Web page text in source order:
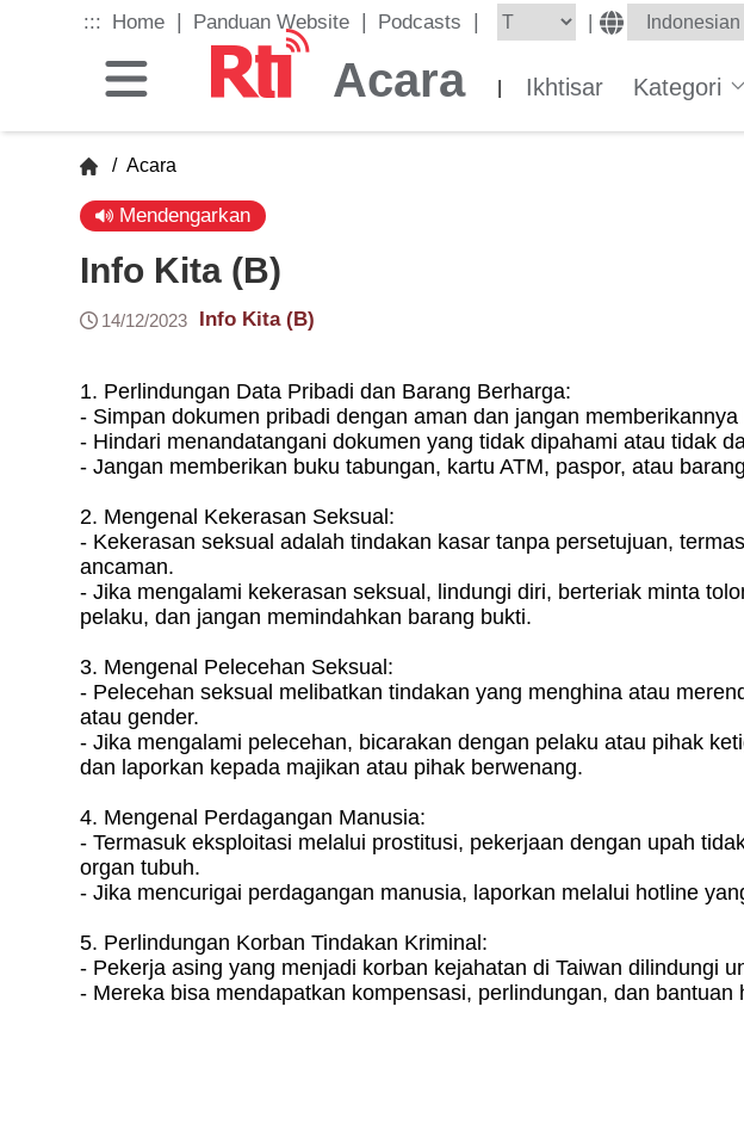
::: Home Panduan Website Podcasts |
Acara Ikhtisar Kategori
/ Acara
Mendengarkan
Info Kita (B)
14/12/2023 Info Kita (B)
1. Perlindungan Data Pribadi dan Barang Berharga:
- Simpan dokumen pribadi dengan aman dan jangan
- Hindari menandatangani dokumen yang tidak dipahami atau tidak
- Jangan memberikan buku tabungan, kartu ATM, paspor, atau
2. Mengenal Kekerasan Seksual:
- Kekerasan seksual adalah tindakan kasar tanpa persetujuan,
ancaman.
- Jika mengalami kekerasan seksual, lindungi diri, berteriak minta
pelaku, dan jangan memindahkan barang bukti.
3. Mengenal Pelecehan Seksual:
- Pelecehan seksual melibatkan tindakan yang menghina atau
atau gender.
- Jika mengalami pelecehan, bicarakan dengan pelaku atau pihak
dan laporkan kepada majikan atau pihak berwenang.
4. Mengenal Perdagangan Manusia:
- Termasuk eksploitasi melalui prostitusi, pekerjaan dengan upah
organ tubuh.
- Jika mencurigai perdagangan manusia, laporkan melalui hotline
5. Perlindungan Korban Tindakan Kriminal:
- Pekerja asing yang menjadi korban kejahatan di Taiwan dilindungi
- Mereka bisa mendapatkan kompensasi, perlindungan, dan bantuan